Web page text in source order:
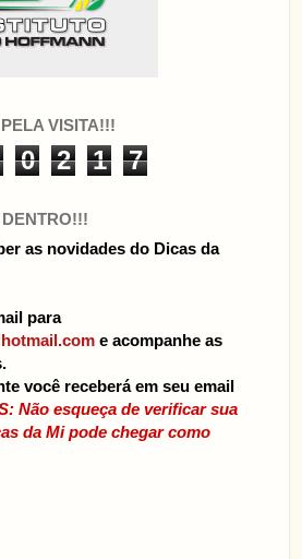
VISITA!!!
0 2 1 7
as novidades do Dicas da
para
e acompanhe as
você receberá em seu email
Não esqueça de verificar sua
da Mi pode chegar como